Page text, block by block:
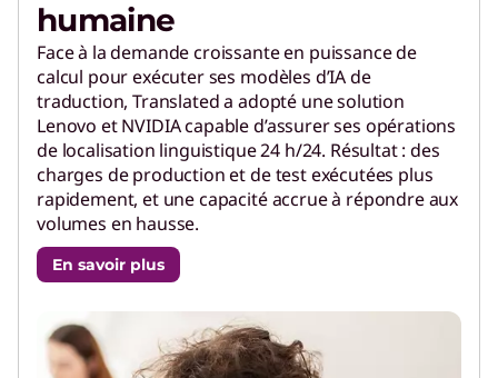
humaine
Face à la demande croissante en puissance de
calcul pour exécuter ses modèles d’IA de
traduction, Translated a adopté une solution
Lenovo et NVIDIA capable d’assurer ses opérations
de localisation linguistique 24 h/24. Résultat : des
charges de production et de test exécutées plus
rapidement, et une capacité accrue à répondre aux
volumes en hausse.
En savoir plus